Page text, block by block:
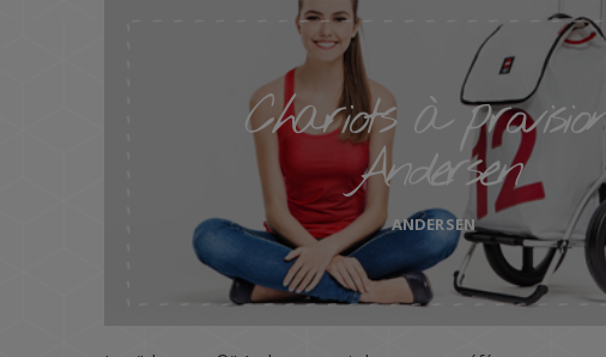
Chariots à
Andersen
ANDERSEN